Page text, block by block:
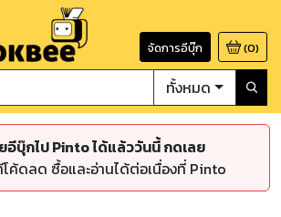
จัดการอีบุ๊ก (0)
ทั้งหมด
อีบุ๊กไป Pinto ได้แล้ววันนี้ กดเลย
ค้ดลด ซื้อและอ่านได้ต่อเนื่องที่ Pinto